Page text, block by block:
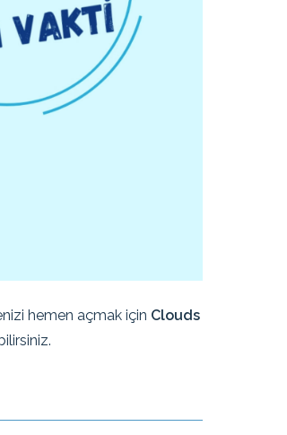
hemen açmak için Clouds